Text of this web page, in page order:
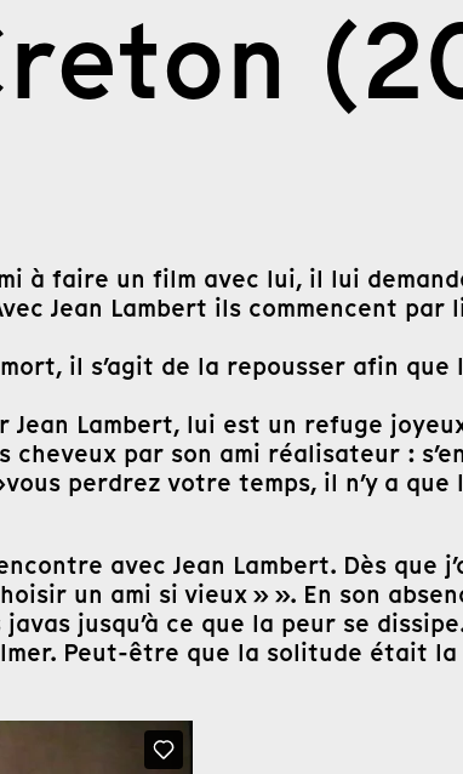
à faire un film avec lui, il lui
Jean Lambert ils commencent
il s’agit de la repousser afin
Jean Lambert, lui est un refuge
par son ami réalisateur :
perdrez votre temps, il n’y a
avec Jean Lambert. Dès que
un ami si vieux » ». En son
jusqu’à ce que la peur se
Peut-être que la solitude était